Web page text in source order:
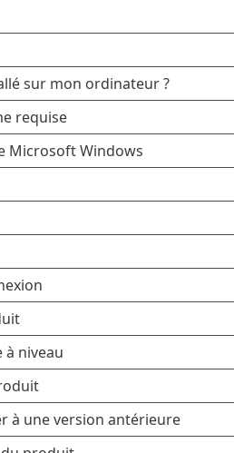
sur mon ordinateur ?
requise
Microsoft Windows
à niveau
à une version antérieure